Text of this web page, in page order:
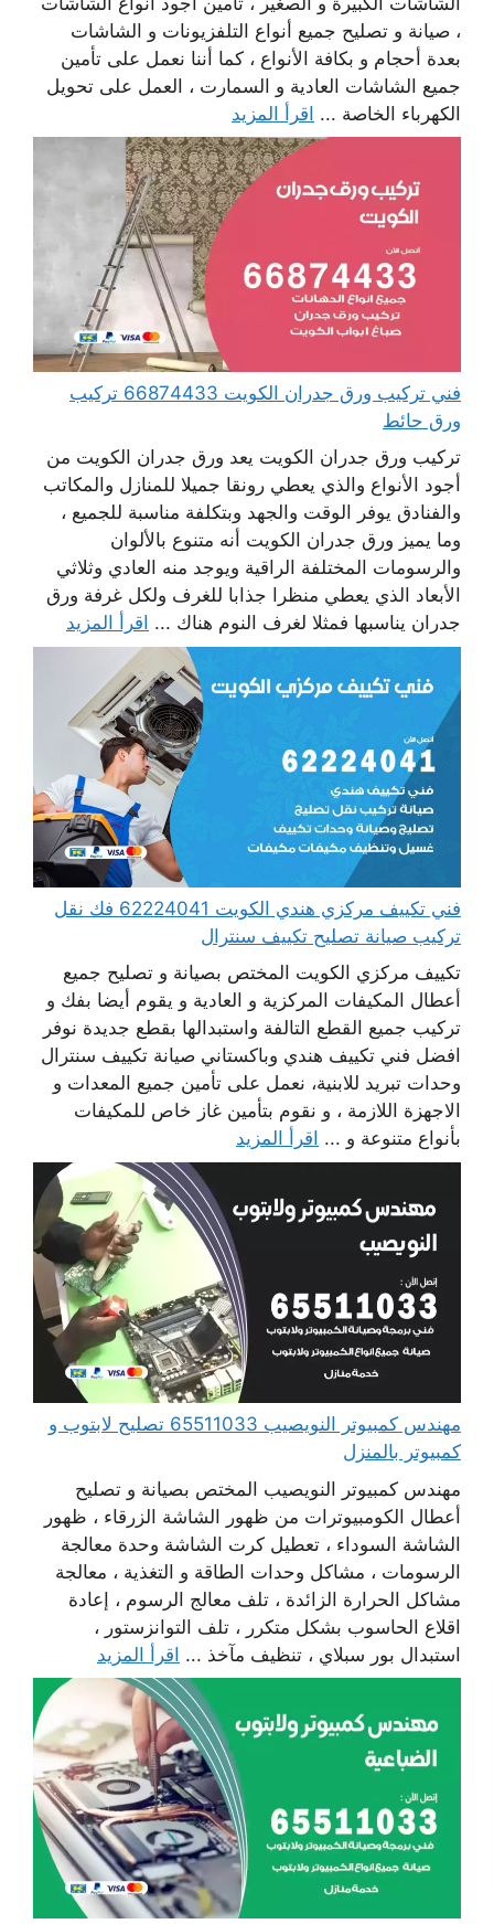
، صيانة و تصليح جميع أنواع التلفزيونات و الشاشات
بعدة أحجام و بكافة الأنواع ، كما أننا نعمل على تأمين
جميع الشاشات العادية و السمارت ، العمل على تحويل
الكهرباء الخاصة ... اقرأ المزيد
فني تركيب ورق جدران الكويت 66874433 تركيب
ورق حائط
تركيب ورق جدران الكويت يعد ورق جدران الكويت من
أجود الأنواع والذي يعطي رونقا جميلا للمنازل والمكاتب
والفنادق يوفر الوقت والجهد وبتكلفة مناسبة للجميع ،
وما يميز ورق جدران الكويت أنه متنوع بالألوان
والرسومات المختلفة الراقية ويوجد منه العادي وثلاثي
الأبعاد الذي يعطي منظرا جذابا للغرف ولكل غرفة ورق
جدران يناسبها فمثلا لغرف النوم هناك ... اقرأ المزيد
فني تكييف مركزي هندي الكويت 62224041 فك نقل
تركيب صيانة تصليح تكييف سنترال
تكييف مركزي الكويت المختص بصيانة و تصليح جميع
أعطال المكيفات المركزية و العادية و يقوم أيضا بفك و
تركيب جميع القطع التالفة واستبدالها بقطع جديدة نوفر
افضل فني تكييف هندي وباكستاني صيانة تكييف سنترال
وحدات تبريد للابنية، نعمل على تأمين جميع المعدات و
الاجهزة اللازمة ، و نقوم بتأمين غاز خاص للمكيفات
بأنواع متنوعة و ... اقرأ المزيد
مهندس كمبيوتر النويصيب 65511033 تصليح لابتوب و
كمبيوتر بالمنزل
مهندس كمبيوتر النويصيب المختص بصيانة و تصليح
أعطال الكومبيوترات من ظهور الشاشة الزرقاء ، ظهور
الشاشة السوداء ، تعطيل كرت الشاشة وحدة معالجة
الرسومات ، مشاكل وحدات الطاقة و التغذية ، معالجة
مشاكل الحرارة الزائدة ، تلف معالج الرسوم ، إعادة
اقلاع الحاسوب بشكل متكرر ، تلف التوانزستور ،
استبدال بور سبلاي ، تنظيف مآخذ ... اقرأ المزيد